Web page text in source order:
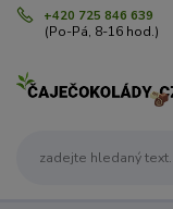
+420 725 846 639
(Po-Pá, 8-16 hod.)